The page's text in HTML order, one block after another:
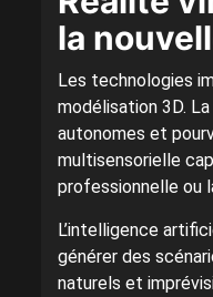
la
Les technologies
modélisation 3D.
autonomes et
multisensorielle
professionnelle ou
L’intelligence
générer des
naturels et